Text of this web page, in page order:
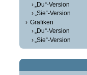
„Du“-Version
„Sie“-Version
Grafiken
„Du“-Version
„Sie“-Version